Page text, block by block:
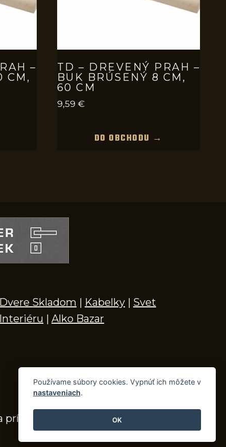
–
CM,
TD – DREVENÝ PRAH –
BUK BRÚSENÝ 8 CM,
60 CM
9,59 €
DO OBCHODU →
Dvere Skladom | Kabelky | Svet
Interiéru | Alko Bazar
Používame súbory cookies. Vypnúť ich môžete v
nastaveniach.
OK